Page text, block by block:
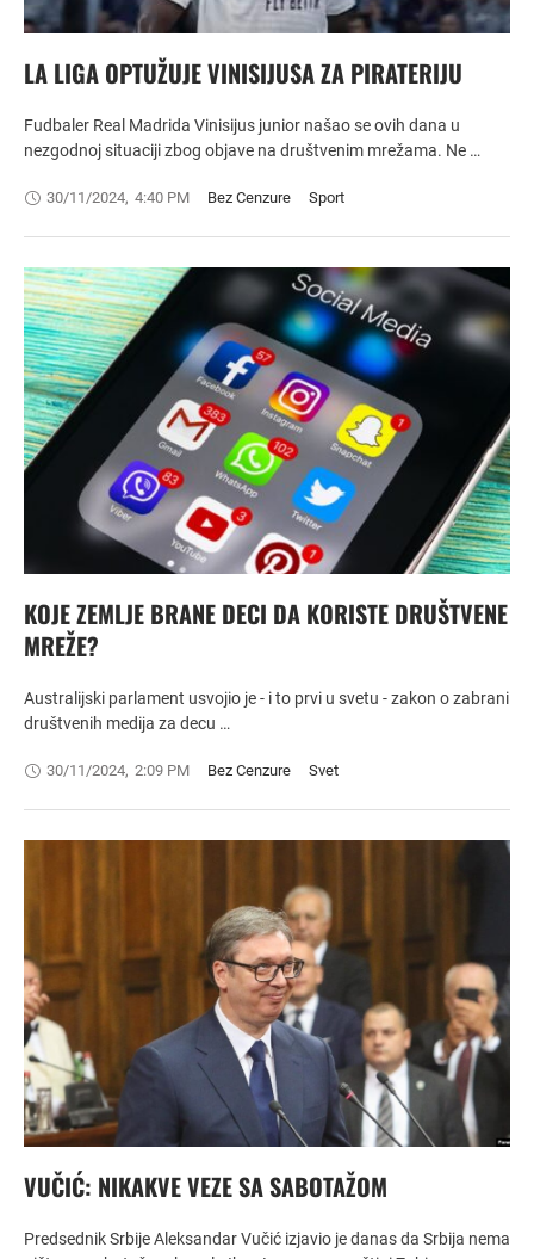
LA LIGA OPTUŽUJE VINISIJUSA ZA PIRATERIJU
Fudbaler Real Madrida Vinisijus junior našao se ovih dana u
nezgodnoj situaciji zbog objave na društvenim mrežama. Ne …
30/11/2024, 4:40 PM Bez Cenzure Sport
KOJE ZEMLJE BRANE DECI DA KORISTE DRUŠTVENE
MREŽE?
Australijski parlament usvojio je - i to prvi u svetu - zakon o zabrani
društvenih medija za decu …
30/11/2024, 2:09 PM Bez Cenzure Svet
VUČIĆ: NIKAKVE VEZE SA SABOTAŽOM
Predsednik Srbije Aleksandar Vučić izjavio je danas da Srbija nema